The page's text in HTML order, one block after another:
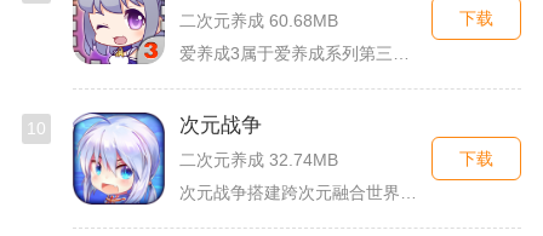
二次元养成 60.68MB
下载
10 次元战争
二次元养成 32.74MB
次元战争搭建跨次元融合世界观，玩家作为次元调停者穿梭破碎平行...
下载